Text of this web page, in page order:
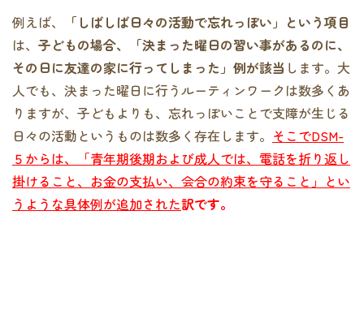
例えば、
「しばしば日々の活動で忘れっぽい」という項目
は、 子どもの場合、「決まった曜日の習い事があるのに、
その日に友達の家に行ってしまった」例が該当 します。大
人でも、決まった曜日に行うルーティンワークは数多くあ
りますが、子どもよりも、忘れっぽいことで支障が生じる
日々の活動というものは数多く存在します。 そこでDSM-
５からは、「青年期後期および成人では、電話を折り返し
掛けること、お金の支払い、会合の約束を守ること」とい
うような具体例が追加された訳です。